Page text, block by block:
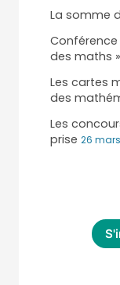
La somme
Conférence
des maths »
Les cartes
des
Les
prise 26